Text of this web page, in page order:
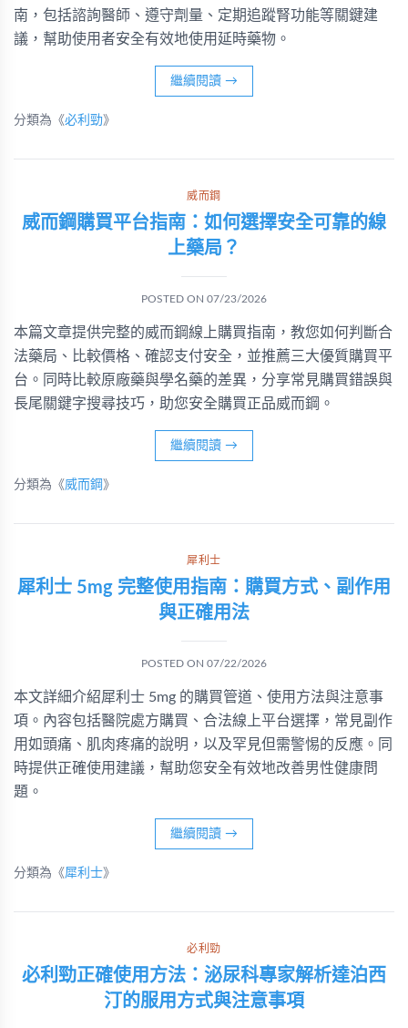
南，包括諮詢醫師、遵守劑量、定期追蹤腎功能等關鍵建
議，幫助使用者安全有效地使用延時藥物。
繼續閱讀 →
分類為《必利勁》
威而鋼
威而鋼購買平台指南：如何選擇安全可靠的線
上藥局？
POSTED ON 07/23/2026
本篇文章提供完整的威而鋼線上購買指南，教您如何判斷合
法藥局、比較價格、確認支付安全，並推薦三大優質購買平
台。同時比較原廠藥與學名藥的差異，分享常見購買錯誤與
長尾關鍵字搜尋技巧，助您安全購買正品威而鋼。
繼續閱讀 →
分類為《威而鋼 》
犀利士
犀利士 5mg 完整使用指南：購買方式、副作用
與正確用法
POSTED ON 07/22/2026
本文詳細介紹犀利士 5mg 的購買管道、使用方法與注意事
項。內容包括醫院處方購買、合法線上平台選擇，常見副作
用如頭痛、肌肉疼痛的說明，以及罕見但需警惕的反應。同
時提供正確使用建議，幫助您安全有效地改善男性健康問
題。
繼續閱讀 →
分類為《犀利士》
必利勁
必利勁正確使用方法：泌尿科專家解析達泊西
汀的服用方式與注意事項